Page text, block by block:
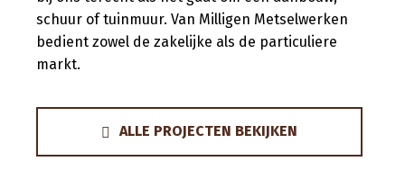
schuur of tuinmuur. Van Milligen Metselwerken
bedient zowel de zakelijke als de particuliere
markt.
ALLE PROJECTEN BEKIJKEN